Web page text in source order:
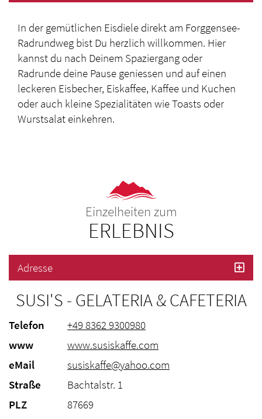
In der gemütlichen Eisdiele direkt am Forggensee-
Radrundweg bist Du herzlich willkommen. Hier
kannst du nach Deinem Spaziergang oder
Radrunde deine Pause geniessen und auf einen
leckeren Eisbecher, Eiskaffee, Kaffee und Kuchen
oder auch kleine Spezialitäten wie Toasts oder
Wurstsalat einkehren.
Einzelheiten zum
ERLEBNIS
Adresse
SUSI'S - GELATERIA & CAFETERIA
Telefon
+49 8362 9300980
www
www.susiskaffe.com
eMail
susiskaffe@yahoo.com
Straße
Bachtalstr. 1
PLZ
87669